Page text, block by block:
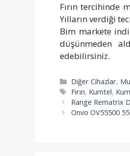
Fırın tercihinde
Yılların verdiği
Bim markete
düşünmeden
edebilirsiniz.
Kategoriler
Diğer Cihazlar,
Etiketler
Fırın, Kumtel,
Range Rematrix
Onvo OV55500 55